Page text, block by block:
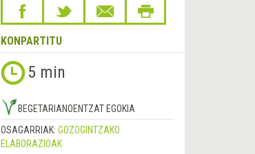
KONPARTITU
5 min
BEGETARIANOENTZAT EGOKIA
OSAGARRIAK: GOZOGINTZAKO
ELABORAZIOAK